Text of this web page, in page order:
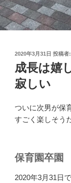
投
日:
2020年3月31日 投稿者:
成長は嬉
寂しい
ついに次男が保
すごく楽しそう
保育園卒園
2020年3月31日